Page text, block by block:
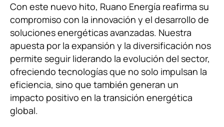
Con este nuevo hito, Ruano Energía reafirma su
compromiso con la innovación y el desarrollo de
soluciones energéticas avanzadas. Nuestra
apuesta por la expansión y la diversificación nos
permite seguir liderando la evolución del sector,
ofreciendo tecnologías que no solo impulsan la
eficiencia, sino que también generan un
impacto positivo en la transición energética
global.